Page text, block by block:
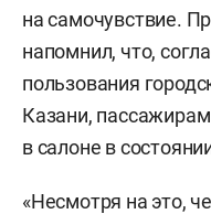
на самочувствие.
напомнил, что,
пользования
Казани,
в салоне в
«Несмотря на это,